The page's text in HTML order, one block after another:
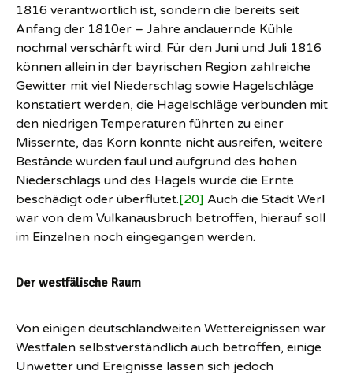
1816 verantwortlich ist, sondern die bereits seit
Anfang der 1810er – Jahre andauernde Kühle
nochmal verschärft wird. Für den Juni und Juli 1816
können allein in der bayrischen Region zahlreiche
Gewitter mit viel Niederschlag sowie Hagelschläge
konstatiert werden, die Hagelschläge verbunden mit
den niedrigen Temperaturen führten zu einer
Missernte, das Korn konnte nicht ausreifen, weitere
Bestände wurden faul und aufgrund des hohen
Niederschlags und des Hagels wurde die Ernte
beschädigt oder überflutet.[20] Auch die Stadt Werl
war von dem Vulkanausbruch betroffen, hierauf soll
im Einzelnen noch eingegangen werden.
Der westfälische Raum
Von einigen deutschlandweiten Wettereignissen war
Westfalen selbstverständlich auch betroffen, einige
Unwetter und Ereignisse lassen sich jedoch